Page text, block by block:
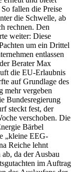
fallen die Preise
die Schwelle, ab
rechnen. Den
weiter: Diese
um ein Drittel
entlassen
Berater Max
die EU-Erlaubnis
auf Grundlage des
mehr vergeben
Bundesregierung
steckt fest, der
verschoben. Die
Bärbel
„kleine EEG-
Reiche lehnt
da der Ausbau
im Auftrag